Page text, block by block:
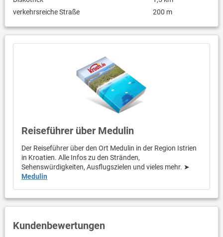
verkehrsreiche Straße
200 m
Reiseführer über Medulin
Der Reiseführer über den Ort Medulin in der Region Istrien
in Kroatien. Alle Infos zu den Stränden,
Sehenswürdigkeiten, Ausflugszielen und vieles mehr. ➤
Medulin
Kundenbewertungen